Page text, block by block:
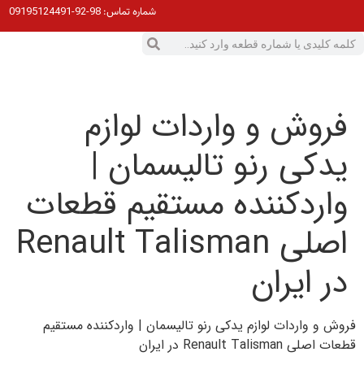
شماره تماس:98-92-09195124491
فروش و واردات لوازم
یدکی رنو تالیسمان |
واردکننده مستقیم قطعات
اصلی Renault Talisman
در ایران
فروش و واردات لوازم یدکی رنو تالیسمان | واردکننده مستقیم
قطعات اصلی Renault Talisman در ایران